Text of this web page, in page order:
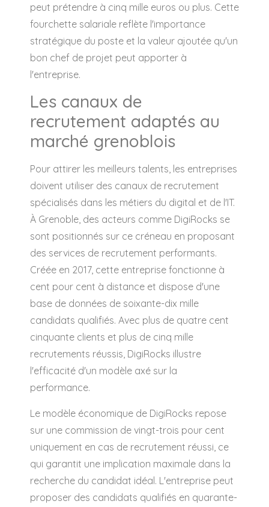
peut prétendre à cinq mille euros ou plus. Cette
fourchette salariale reflète l'importance
stratégique du poste et la valeur ajoutée qu'un
bon chef de projet peut apporter à
l'entreprise.
Les canaux de
recrutement adaptés au
marché grenoblois
Pour attirer les meilleurs talents, les entreprises
doivent utiliser des canaux de recrutement
spécialisés dans les métiers du digital et de l'IT.
À Grenoble, des acteurs comme DigiRocks se
sont positionnés sur ce créneau en proposant
des services de recrutement performants.
Créée en 2017, cette entreprise fonctionne à
cent pour cent à distance et dispose d'une
base de données de soixante-dix mille
candidats qualifiés. Avec plus de quatre cent
cinquante clients et plus de cinq mille
recrutements réussis, DigiRocks illustre
l'efficacité d'un modèle axé sur la
performance.
Le modèle économique de DigiRocks repose
sur une commission de vingt-trois pour cent
uniquement en cas de recrutement réussi, ce
qui garantit une implication maximale dans la
recherche du candidat idéal. L'entreprise peut
proposer des candidats qualifiés en quarante-